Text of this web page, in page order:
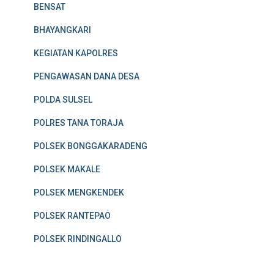
BENSAT
BHAYANGKARI
KEGIATAN KAPOLRES
PENGAWASAN DANA DESA
POLDA SULSEL
POLRES TANA TORAJA
POLSEK BONGGAKARADENG
POLSEK MAKALE
POLSEK MENGKENDEK
POLSEK RANTEPAO
POLSEK RINDINGALLO